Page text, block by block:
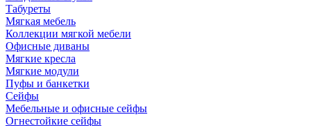
Табуреты
Мягкая мебель
Коллекции мягкой мебели
Офисные диваны
Мягкие кресла
Мягкие модули
Пуфы и банкетки
Сейфы
Мебельные и офисные сейфы
Огнестойкие сейфы